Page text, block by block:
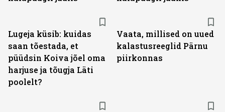
Lugeja küsib: kuidas
saan tõestada, et
püüdsin Koiva jõel oma
harjuse ja tõugja Läti
poolelt?
Vaata, millised on uued
kalastusreeglid Pärnu
piirkonnas